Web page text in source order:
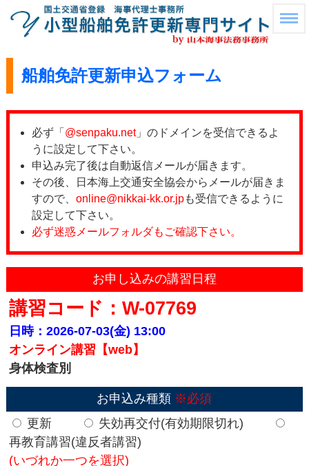
船舶免許更新申込フォーム
必ず「 @senpaku.net」のドメインを受信できるよ
うに設定して下さい。
申込み完了後は自動返信メールが届きます。
その後、日本海上交通安全協会からメールが届きま
すので、 online@nikkai-kk.or.jpも受信できるように
設定して下さい。
必ず迷惑メールフォルダもご確認下さい。
お申し込みの講習日程
講習コード：W-07769
日時：2026-07-03(金) 13:00
オンライン講習【web】
身体検査別
お申込み種類 ※必須
更新
失効再交付(有効期限切れ)
再教育講習(違反者講習)
(いづれか一つを選択)